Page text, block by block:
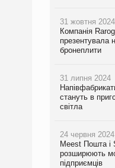
31 жовтня 2024
Компанія
презентувала
бронеплити
31 липня 2024
стануть в
світла
24 червня 2024
Meest Пошта і
розширюють
підприємців